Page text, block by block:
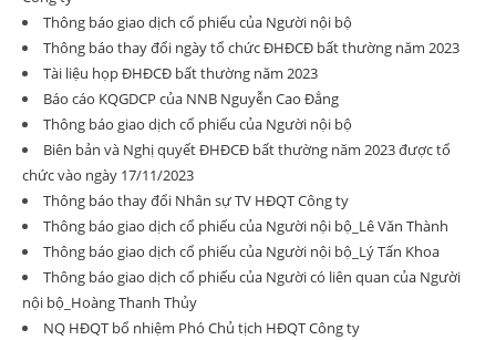
Thông báo giao dịch cổ phiếu của Người nội bộ
Thông báo thay đổi ngày tổ chức ĐHĐCĐ bất thường năm 2023
Tài liệu họp ĐHĐCĐ bất thường năm 2023
Báo cáo KQGDCP của NNB Nguyễn Cao Đẳng
Thông báo giao dịch cổ phiếu của Người nội bộ
Biên bản và Nghị quyết ĐHĐCĐ bất thường năm 2023 được tổ
chức vào ngày 17/11/2023
Thông báo thay đổi Nhân sự TV HĐQT Công ty
Thông báo giao dịch cổ phiếu của Người nội bộ_Lê Văn Thành
Thông báo giao dịch cổ phiếu của Người nội bộ_Lý Tấn Khoa
Thông báo giao dịch cổ phiếu của Người có liên quan của Người
nội bộ_Hoàng Thanh Thủy
NQ HĐQT bổ nhiệm Phó Chủ tịch HĐQT Công ty